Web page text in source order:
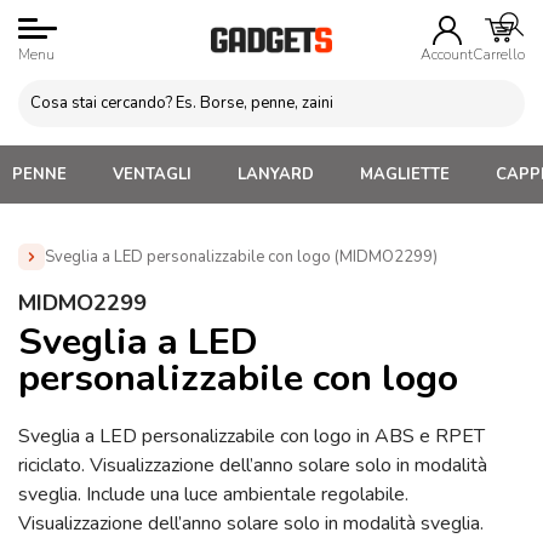
Menu AccountCarrello
PENNE VENTAGLI LANYARD MAGLIETTE
Sveglia a LED personalizzabile con logo (MIDMO2299)
Home » Orologi
MIDMO2299
Sveglia a LED
personalizzabile con logo
Sveglia a LED personalizzabile con logo in ABS e RPET
riciclato. Visualizzazione dell’anno solare solo in modalità
sveglia. Include una luce ambientale regolabile.
Visualizzazione dell’anno solare solo in modalità sveglia.